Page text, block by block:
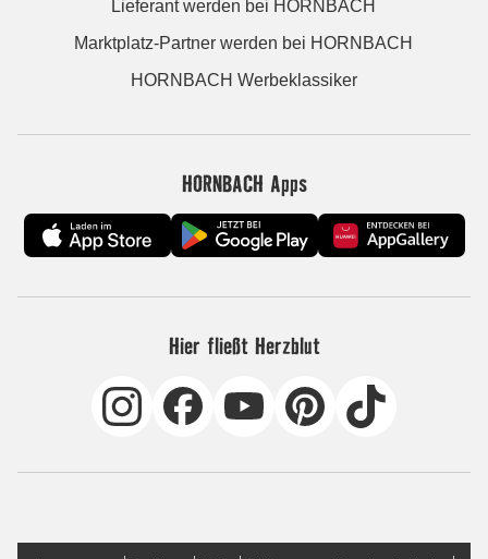
Lieferant werden bei HORNBACH
Marktplatz-Partner werden bei HORNBACH
HORNBACH Werbeklassiker
HORNBACH Apps
Hier fließt Herzblut